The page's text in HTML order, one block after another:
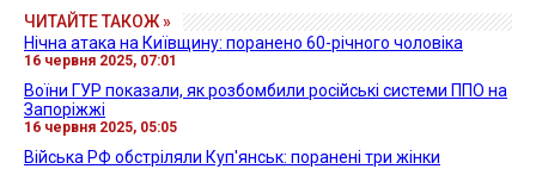
ЧИТАЙТЕ ТАКОЖ »
Нічна атака на Київщину: поранено 60-річного чоловіка
16 червня 2025, 07:01
Воїни ГУР показали, як розбомбили російські системи ППО на
Запоріжжі
16 червня 2025, 05:05
Війська РФ обстріляли Куп'янськ: поранені три жінки